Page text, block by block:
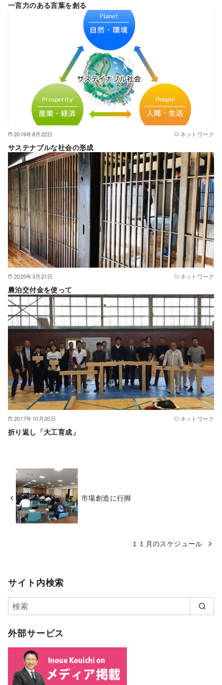
一言力のある言葉を創る
2016年8月22日 ネットワーク
サステナブルな社会の形成
2020年3月21日 ネットワーク
農泊交付金を使って
2017年10月20日 ネットワーク
折り返し「大工育成」
市場創造に行脚
１１月のスケジュール
サイト内検索
外部サービス